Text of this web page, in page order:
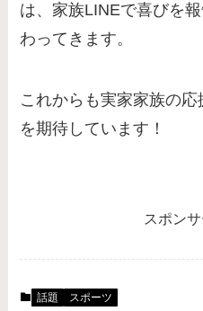
は、家族LINEで喜びを
わってきます。
これからも実家家族の
を期待しています！
スポン
話題 スポーツ